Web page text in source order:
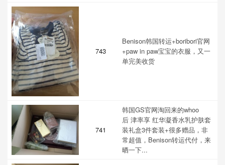
743
Benison韩国转运+boribori官网
+paw in paw宝宝的衣服，又一
单完美收货
741
韩国GS官网淘回来的whoo
后 津率享 红华凝香水乳护肤套
装礼盒3件套装+很多赠品，非
常超值，Benison转运代付，来
晒一下...